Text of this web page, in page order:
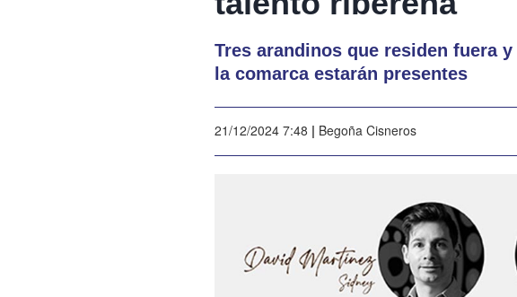
Tres arandinos que residen fuera
la comarca estarán presentes
21/12/2024 7:48 | Begoña Cisneros